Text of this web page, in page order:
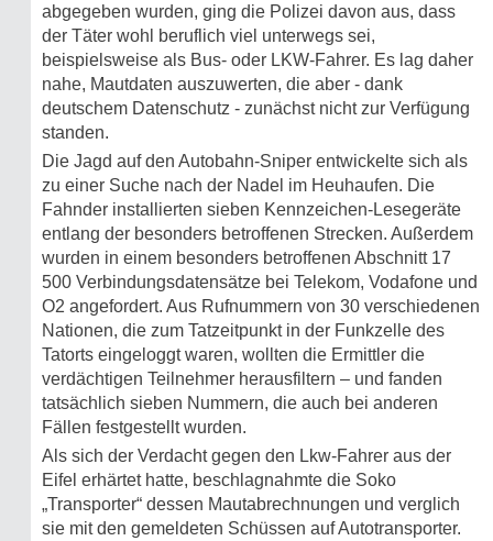
abgegeben wurden, ging die Polizei davon aus, dass
der Täter wohl beruflich viel unterwegs sei,
beispielsweise als Bus- oder LKW-Fahrer. Es lag daher
nahe, Mautdaten auszuwerten, die aber - dank
deutschem Datenschutz - zunächst nicht zur Verfügung
standen.
Die Jagd auf den Autobahn-Sniper entwickelte sich als
zu einer Suche nach der Nadel im Heuhaufen. Die
Fahnder installierten sieben Kennzeichen-Lesegeräte
entlang der besonders betroffenen Strecken. Außerdem
wurden in einem besonders betroffenen Abschnitt 17
500 Verbindungsdatensätze bei Telekom, Vodafone und
O2 angefordert. Aus Rufnummern von 30 verschiedenen
Nationen, die zum Tatzeitpunkt in der Funkzelle des
Tatorts eingeloggt waren, wollten die Ermittler die
verdächtigen Teilnehmer herausfiltern – und fanden
tatsächlich sieben Nummern, die auch bei anderen
Fällen festgestellt wurden.
Als sich der Verdacht gegen den Lkw-Fahrer aus der
Eifel erhärtet hatte, beschlagnahmte die Soko
„Transporter“ dessen Mautabrechnungen und verglich
sie mit den gemeldeten Schüssen auf Autotransporter.